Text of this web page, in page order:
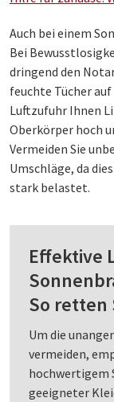
Auch bei einem
Bei
dringend den
feuchte Tücher
Luftzufuhr Ihnen
Oberkörper hoch
Vermeiden Sie
Umschläge, da
stark belastet.
Effektive
So retten
Um die
vermeiden,
hochwertigem
geeigneter